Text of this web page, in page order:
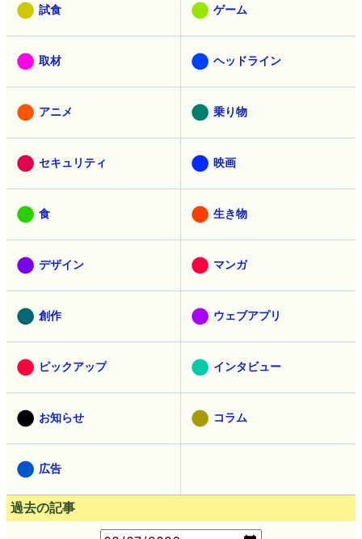
試食 ゲーム
取材 ヘッドライン
アニメ 乗り物
セキュリティ 映画
食 生き物
デザイン マンガ
創作 ウェブアプリ
ピックアップ インタビュー
お知らせ コラム
広告
過去の記事